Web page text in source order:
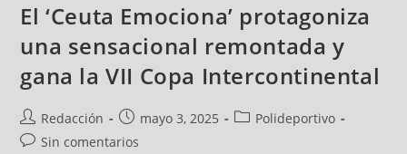
El ‘Ceuta Emociona’ protagoniza
una sensacional remontada y
gana la VII Copa Intercontinental
Redacción mayo 3, 2025
Polideportivo
Sin comentarios